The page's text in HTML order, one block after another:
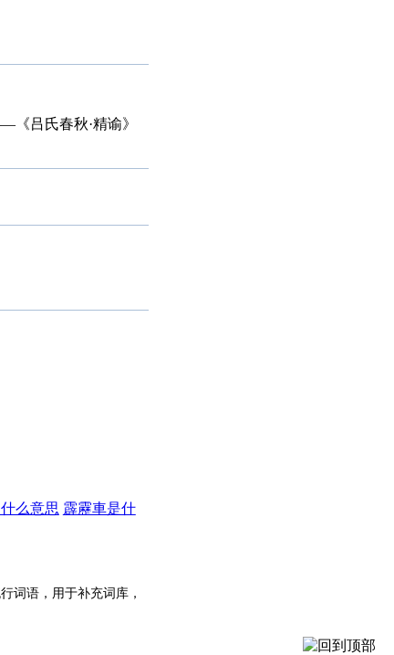
吕氏春秋·精谕》
么意思 霹靂車是什
词语，用于补充词库，